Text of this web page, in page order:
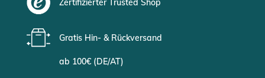
Zertifizierter Trusted Shop
Gratis Hin- & Rückversand
ab 100€ (DE/AT)